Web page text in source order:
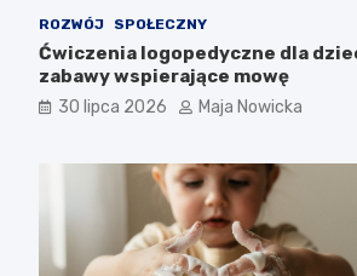
ROZWÓJ SPOŁECZNY
Ćwiczenia logopedyczne dla
zabawy wspierające mowę
30 lipca 2026 Maja Nowicka